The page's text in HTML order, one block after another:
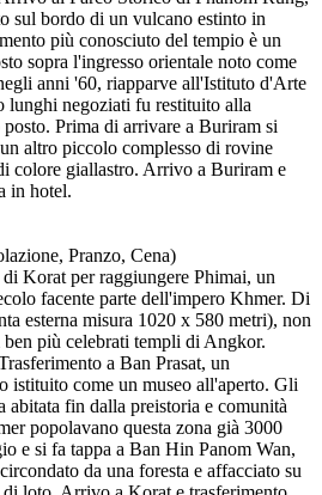
sul bordo di un vulcano estinto in
più conosciuto del tempio è un
sopra l'ingresso orientale noto come
anni '60, riapparve all'Istituto d'Arte
lunghi negoziati fu restituito alla
Prima di arrivare a Buriram si
altro piccolo complesso di rovine
colore giallastro. Arrivo a Buriram e
in hotel.
Pranzo, Cena)
Korat per raggiungere Phimai, un
facente parte dell'impero Khmer. Di
esterna misura 1020 x 580 metri), non
ben più celebrati templi di Angkor.
a Ban Prasat, un
istituito come un museo all'aperto. Gli
abitata fin dalla preistoria e comunità
popolavano questa zona già 3000
e si fa tappa a Ban Hin Panom Wan,
da una foresta e affacciato su